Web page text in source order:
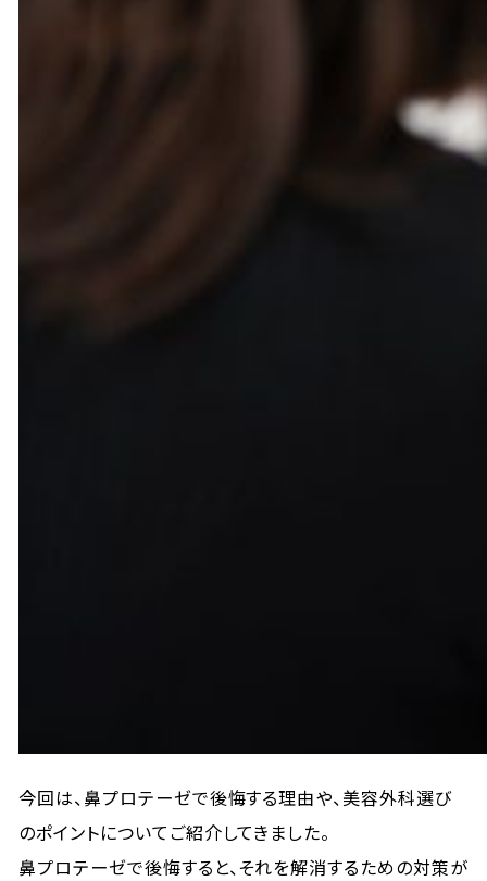
今回は、鼻プロテーゼで後悔する理由や、美容外科選び
のポイントについてご紹介してきました。
鼻プロテーゼで後悔すると、それを解消するための対策が